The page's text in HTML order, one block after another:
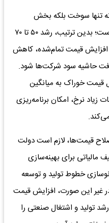
نه تنها سوخت بلکه بخش
چشمگیری از هزینه تمام‌شده تولید است؛ بدین ترتیب، رشد ۵۰ تا ۷۰
قیمت تمام‌شده، کاهش
افت حاشیه سود شرکت‌ها شود.
قیمت خوراک به میانگین
زیاد نرخ، امکان برنامه‌ریزی
قیمت‌ها، لازم است دولت
برای بهینه‌سازی
خطوط تولید و توسعه
غیر این صورت، افزایش قیمت
تولید و اشتغال صنعتی را